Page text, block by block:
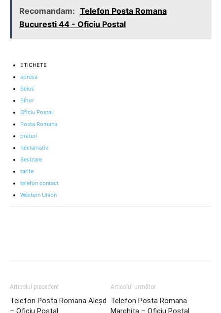
Recomandam: Telefon Posta Romana
Bucuresti 44 - Oficiu Postal
ETICHETE
adresa
Beius
Bihor
Oficiu Postal
Posta Romana
preturi
Reclamatie
Sesizare
tarife
telefon contact
Western Union
Articolul precedent
Telefon Posta Romana Aleşd
– Oficiu Postal
Articolul următor
Telefon Posta Romana
Marghita – Oficiu Postal